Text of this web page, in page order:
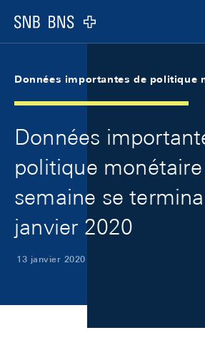
Logo
Données importantes de politique
Données
politique
semaine se
janvier 2020
13 janvier 2020